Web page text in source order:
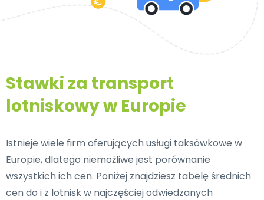
Stawki za transport
lotniskowy w Europie
Istnieje wiele firm oferujących usługi taksówkowe w
Europie, dlatego niemożliwe jest porównanie
wszystkich ich cen. Poniżej znajdziesz tabelę średnich
cen do i z lotnisk w najczęściej odwiedzanych